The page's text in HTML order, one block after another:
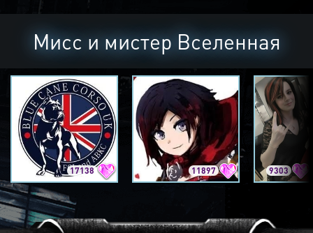
Мисс и мистер Вселенная
17138 11897 9303